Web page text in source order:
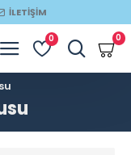
İLETIŞIM
0 0